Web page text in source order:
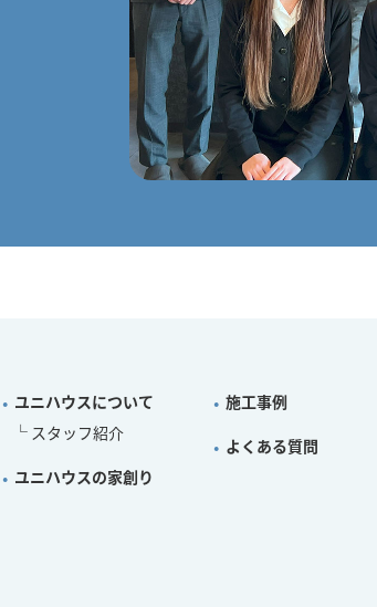
ユニハウスについて
スタッフ紹介
ユニハウスの家創り
施工事例
よくある質問